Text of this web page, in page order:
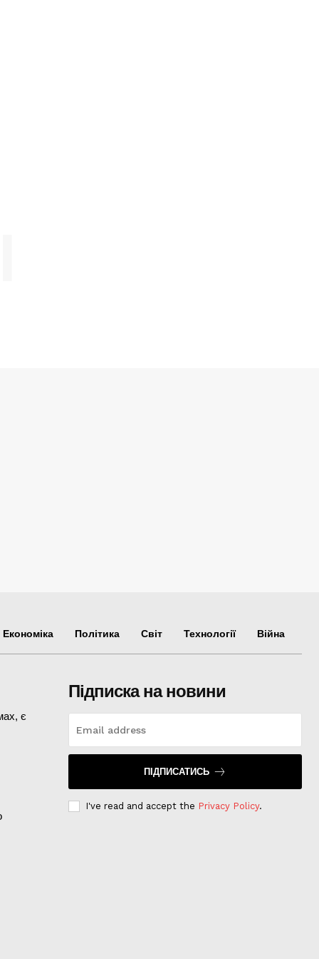
Економіка Політика Світ Технології Війна
є
Підписка на новини
ПІДПИСАТИСЬ
I've read and accept the Privacy Policy.